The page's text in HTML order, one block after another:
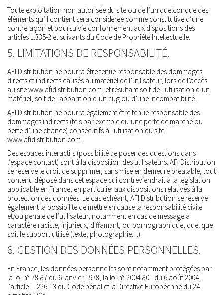
Toute exploitation non autorisée du site ou de l’un quelconque des
éléments qu’il contient sera considérée comme constitutive d’une
contrefaçon et poursuivie conformément aux dispositions des
articles L.335-2 et suivants du Code de Propriété Intellectuelle.
5. LIMITATIONS DE RESPONSABILITÉ.
AFI Distribution ne pourra être tenue responsable des dommages
directs et indirects causés au matériel de l’utilisateur, lors de l’accès
au site www.afidistribution.com, et résultant soit de l’utilisation d’un
matériel, soit de l’apparition d’un bug ou d’une incompatibilité.
AFI Distribution ne pourra également être tenue responsable des
dommages indirects (tels par exemple qu’une perte de marché ou
perte d’une chance) consécutifs à l’utilisation du site
www.afidistribution.com.
Des espaces interactifs (possibilité de poser des questions dans
l’espace contact) sont à la disposition des utilisateurs. AFI Distribution
se réserve le droit de supprimer, sans mise en demeure préalable, tout
contenu déposé dans cet espace qui contreviendrait à la législation
applicable en France, en particulier aux dispositions relatives à la
protection des données. Le cas échéant, AFI Distribution se réserve
également la possibilité de mettre en cause la responsabilité civile
et/ou pénale de l’utilisateur, notamment en cas de message à
caractère raciste, injurieux, diffamant, ou pornographique, quel que
soit le support utilisé (texte, photographie…).
6. GESTION DES DONNÉES PERSONNELLES.
En France, les données personnelles sont notamment protégées par
la loi n° 78-87 du 6 janvier 1978, la loi n° 2004-801 du 6 août 2004,
l'article L. 226-13 du Code pénal et la Directive Européenne du 24